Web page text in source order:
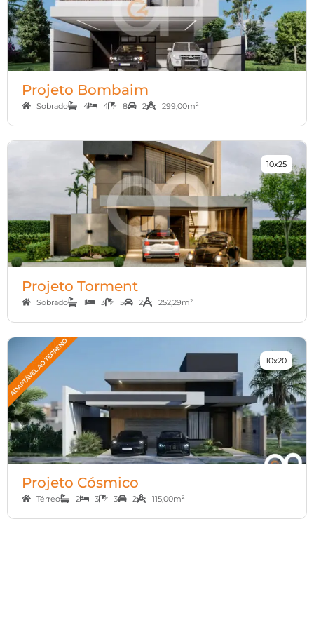
Projeto Bombaim
Sobrado 4 4 8 2 299,00m²
10x25
Projeto Torment
Sobrado 1 3 5 2 252,29m²
10x20
Projeto Cósmico
Térreo 2 3 3 2 115,00m²